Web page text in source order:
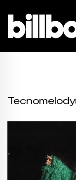
Tecnomelody